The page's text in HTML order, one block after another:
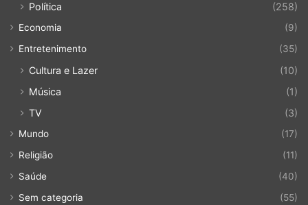
Política
(258)
Economia
(9)
Entretenimento
(35)
Cultura e Lazer
(10)
Música
(1)
TV
(3)
Mundo
(17)
Religião
(11)
Saúde
(40)
Sem categoria
(55)